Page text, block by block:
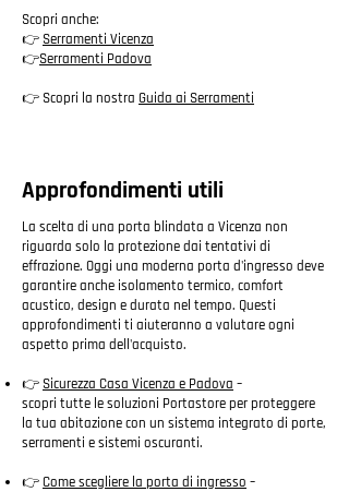
Scopri anche:
👉 Serramenti Vicenza
👉Serramenti Padova
👉 Scopri la nostra Guida ai Serramenti
Approfondimenti utili
La scelta di una porta blindata a Vicenza non
riguarda solo la protezione dai tentativi di
effrazione. Oggi una moderna porta d'ingresso deve
garantire anche isolamento termico, comfort
acustico, design e durata nel tempo. Questi
approfondimenti ti aiuteranno a valutare ogni
aspetto prima dell'acquisto.
👉 Sicurezza Casa Vicenza e Padova –
scopri tutte le soluzioni Portastore per proteggere
la tua abitazione con un sistema integrato di porte,
serramenti e sistemi oscuranti.
👉Come scegliere la porta di ingresso –